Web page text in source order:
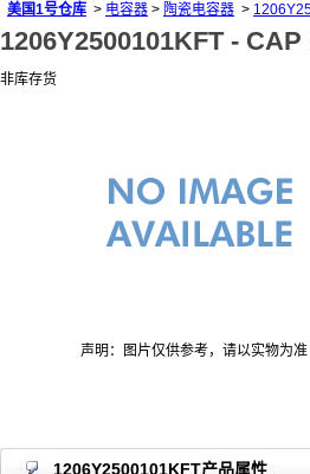
美国1号仓库 > 电容器 > 陶瓷电容器 >
1206Y2500101KFT - CAP
非库存货
声明：图片仅供参考，请以实物为准
1206Y2500101KFT产品属性